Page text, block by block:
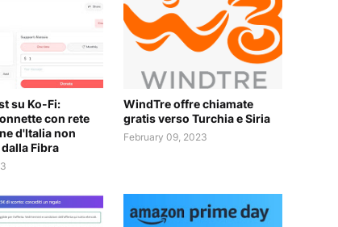
su Ko-Fi:
con rete
d'Italia non
Fibra
WindTre offre chiamate
gratis verso Turchia e Siria
February 09, 2023